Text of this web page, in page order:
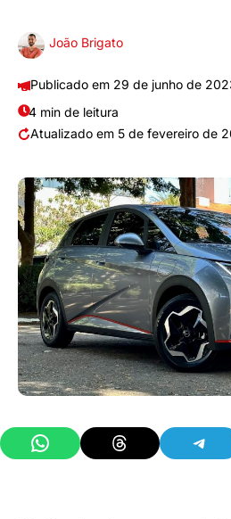
João Brigato
29 de junho de
4 min de leitura
5 de fevereiro de
Share on WhatsAppShare on Threads